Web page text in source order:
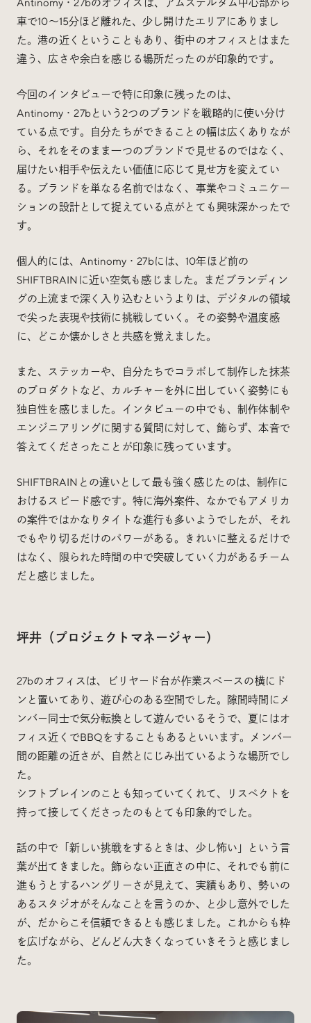
Antinomy・27bのオフィスは、アムステルダム中心部から
車で10〜15分ほど離れた、少し開けたエリアにありまし
た。港の近くということもあり、街中のオフィスとはまた
違う、広さや余白を感じる場所だったのが印象的です。
今回のインタビューで特に印象に残ったのは、
Antinomy・27bという2つのブランドを戦略的に使い分け
ている点です。自分たちができることの幅は広くありなが
ら、それをそのまま一つのブランドで見せるのではなく、
届けたい相手や伝えたい価値に応じて見せ方を変えてい
る。ブランドを単なる名前ではなく、事業やコミュニケー
ションの設計として捉えている点がとても興味深かったで
す。
個人的には、Antinomy・27bには、10年ほど前の
SHIFTBRAINに近い空気も感じました。まだブランディン
グの上流まで深く入り込むというよりは、デジタルの領域
で尖った表現や技術に挑戦していく。その姿勢や温度感
に、どこか懐かしさと共感を覚えました。
また、ステッカーや、自分たちでコラボして制作した抹茶
のプロダクトなど、カルチャーを外に出していく姿勢にも
独自性を感じました。インタビューの中でも、制作体制や
エンジニアリングに関する質問に対して、飾らず、本音で
答えてくださったことが印象に残っています。
SHIFTBRAINとの違いとして最も強く感じたのは、制作に
おけるスピード感です。特に海外案件、なかでもアメリカ
の案件ではかなりタイトな進行も多いようでしたが、それ
でもやり切るだけのパワーがある。きれいに整えるだけで
はなく、限られた時間の中で突破していく力があるチーム
だと感じました。
坪井（プロジェクトマネージャー）
27bのオフィスは、ビリヤード台が作業スペースの横にド
ンと置いてあり、遊び心のある空間でした。隙間時間にメ
ンバー同士で気分転換として遊んでいるそうで、夏にはオ
フィス近くでBBQをすることもあるといいます。メンバー
間の距離の近さが、自然とにじみ出ているような場所でし
た。
シフトブレインのことも知っていてくれて、リスペクトを
持って接してくださったのもとても印象的でした。
話の中で「新しい挑戦をするときは、少し怖い」という言
葉が出てきました。飾らない正直さの中に、それでも前に
進もうとするハングリーさが見えて、実績もあり、勢いの
あるスタジオがそんなことを言うのか、と少し意外でした
が、だからこそ信頼できるとも感じました。これからも枠
を広げながら、どんどん大きくなっていきそうと感じまし
た。